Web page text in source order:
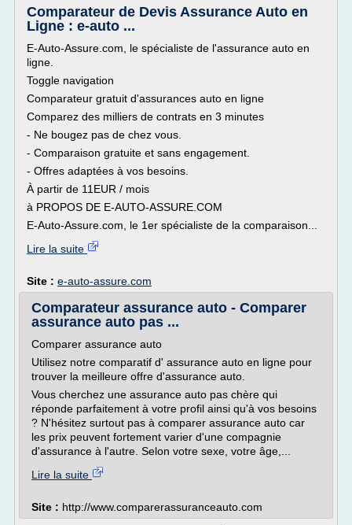
Comparateur de Devis Assurance Auto en
Ligne : e-auto ...
E-Auto-Assure.com, le spécialiste de l'assurance auto en
ligne.
Toggle navigation
Comparateur gratuit d'assurances auto en ligne
Comparez des milliers de contrats en 3 minutes
- Ne bougez pas de chez vous.
- Comparaison gratuite et sans engagement.
- Offres adaptées à vos besoins.
À partir de 11EUR / mois
à PROPOS DE E-AUTO-ASSURE.COM
E-Auto-Assure.com, le 1er spécialiste de la comparaison...
Lire la suite
Site : e-auto-assure.com
Comparateur assurance auto - Comparer
assurance auto pas ...
Comparer assurance auto
Utilisez notre comparatif d' assurance auto en ligne pour
trouver la meilleure offre d'assurance auto.
Vous cherchez une assurance auto pas chère qui
réponde parfaitement à votre profil ainsi qu'à vos besoins
? N'hésitez surtout pas à comparer assurance auto car
les prix peuvent fortement varier d'une compagnie
d'assurance à l'autre. Selon votre sexe, votre âge,...
Lire la suite
Site : http://www.comparerassuranceauto.com